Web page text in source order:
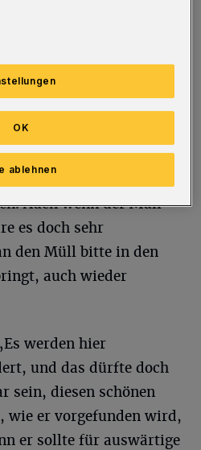
und möchte
Was ich heute
habe: benutzte
vollgestopfte
allem sollte sich doch
Auch wenn der Müll
es doch sehr
den Müll bitte in den
auch wieder
werden hier
und das dürfte doch
sein, diesen schönen
wie er vorgefunden wird,
er sollte für auswärtige
ablehnen
OK